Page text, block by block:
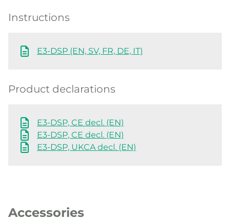
Instructions
E3-DSP (EN, SV, FR, DE, IT)
Product declarations
E3-DSP, CE decl. (EN)
E3-DSP, CE decl. (EN)
E3-DSP, UKCA decl. (EN)
Accessories